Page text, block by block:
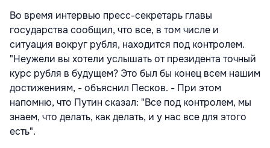
Во время интервью пресс-секретарь главы
государства сообщил, что все, в том числе и
ситуация вокруг рубля, находится под контролем.
"Неужели вы хотели услышать от президента точный
курс рубля в будущем? Это был бы конец всем нашим
достижениям, - объяснил Песков. - При этом
напомню, что Путин сказал: "Все под контролем, мы
знаем, что делать, как делать, и у нас все для этого
есть".